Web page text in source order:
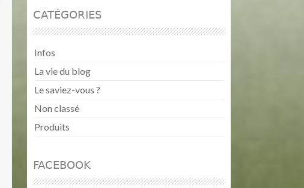
CATÉGORIES
Infos
La vie du blog
Le saviez-vous ?
Non classé
Produits
FACEBOOK